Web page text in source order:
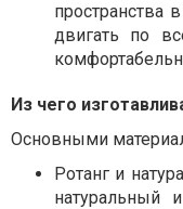
двигать по
Из чего
Основными
Ротанг и
натуральный